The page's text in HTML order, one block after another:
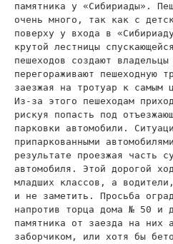
памятника у «Сибириады».
очень много, так как с
поверху у входа в
крутой лестницы
пешеходов создают
перегораживают пешеходную
заезжая на тротуар к самым
Из-за этого пешеходам
рискуя попасть под
парковки автомобили.
припаркованными
результате проезжая часть
автомобиля. Этой дорогой
младших классов, а
и не заметить. Просьба
напротив торца дома № 50 и
памятника от заезда на них
заборчиком, или хотя бы